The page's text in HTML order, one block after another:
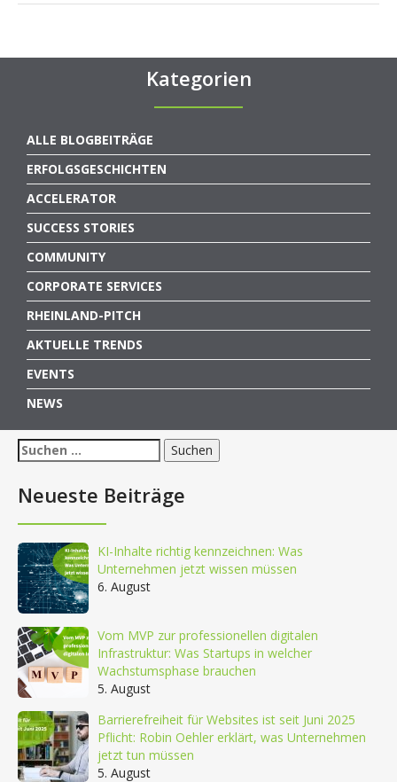
Kategorien
ALLE BLOGBEITRÄGE
ERFOLGSGESCHICHTEN
ACCELERATOR
SUCCESS STORIES
COMMUNITY
CORPORATE SERVICES
RHEINLAND-PITCH
AKTUELLE TRENDS
EVENTS
NEWS
Suchen
nach:
Neueste Beiträge
KI-Inhalte richtig kennzeichnen: Was
Unternehmen jetzt wissen müssen
6. August
Vom MVP zur professionellen digitalen
Infrastruktur: Was Startups in welcher
Wachstumsphase brauchen
5. August
Barrierefreiheit für Websites ist seit Juni 2025
Pflicht: Robin Oehler erklärt, was Unternehmen
jetzt tun müssen
5. August